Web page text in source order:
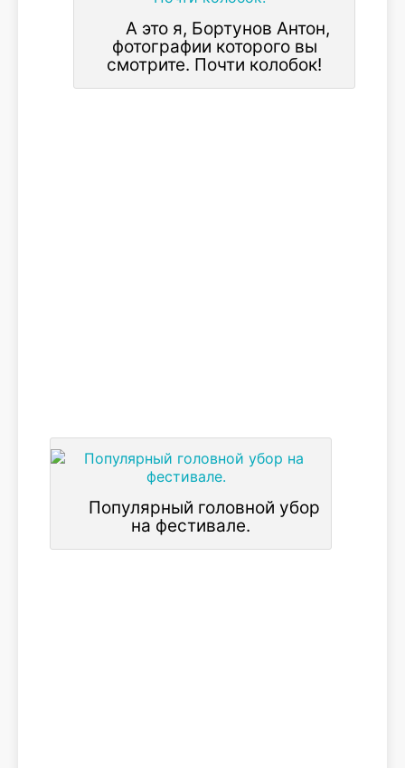
А это я, Бортунов Антон,
фотографии которого вы
смотрите. Почти колобок!
Популярный головной убор
на фестивале.